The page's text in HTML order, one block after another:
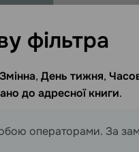
фільтра
Змінна, День тижня,
до адресної книги.
операторами. За